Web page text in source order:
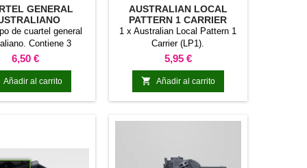
GENERAL
de cuartel general
Contiene 3
miniaturas.
Precio
6,50 €
Añadir al carrito
AUSTRALIAN LOCAL
PATTERN 1 CARRIER
1 x Australian Local Pattern 1
Carrier (LP1).
Precio
5,95 €
 Añadir al carrito